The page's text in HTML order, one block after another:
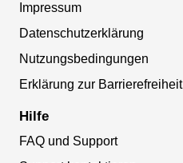
Impressum
Datenschutzerklärung
Nutzungsbedingungen
Erklärung zur Barrierefreiheit
Hilfe
FAQ und Support